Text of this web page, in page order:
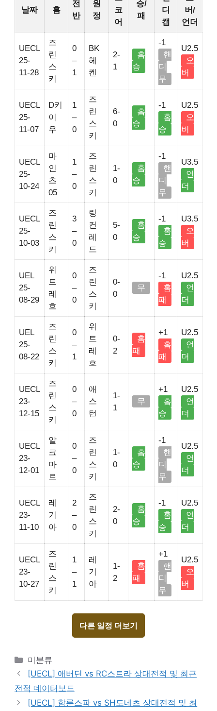
날짜 홈
전
반
원
정
코
어
승/
패
디
캡
버/
언더
UECL
25-
11-28
즈
린
스
키
0
–
1
BK
헤
켄
2-
1
홈
승
-1
핸
디
무
U2.5
오
버
UECL
25-
11-07
D키
이
우
1
–
0
즈
린
스
키
6-
0
홈
승
-1
홈
승
U2.5
오
버
UECL
25-
10-24
마
인
츠
05
1
–
0
즈
린
스
키
1-
0
홈
승
-1
핸
디
무
U3.5
언
더
UECL
25-
10-03
즈
린
스
키
3
–
0
링
컨
레
드
5-
0
홈
승
-1
홈
승
U3.5
오
버
UEL
25-
08-29
위
트
레
흐
0
–
0
즈
린
스
키
0-
0
무
-1
홈
패
U2.5
언
더
UEL
25-
08-22
즈
린
스
키
0
–
1
위
트
레
흐
0-
2
홈
패
+1
홈
패
U2.5
언
더
UECL
23-
12-15
즈
린
스
키
0
–
0
애
스
턴
1-
1
무
+1
홈
승
U2.5
언
더
UECL
23-
12-01
알
크
마
르
0
–
0
즈
린
스
키
1-
0
홈
승
-1
핸
디
무
U2.5
언
더
UECL
23-
11-10
레
기
아
2
–
0
즈
린
스
키
2-
0
홈
승
-1
홈
승
U2.5
언
더
UECL
23-
10-27
즈
린
스
키
1
–
1
레
기
아
1-
2
홈
패
+1
핸
디
무
U2.5
오
버
다른 일정 더보기
Categories
미분류
[UECL] 애버딘 vs RC스트라 상대전적 및 최근
전적 데이터보드
[UECL] 함룬스파 vs SH도네츠 상대전적 및 최